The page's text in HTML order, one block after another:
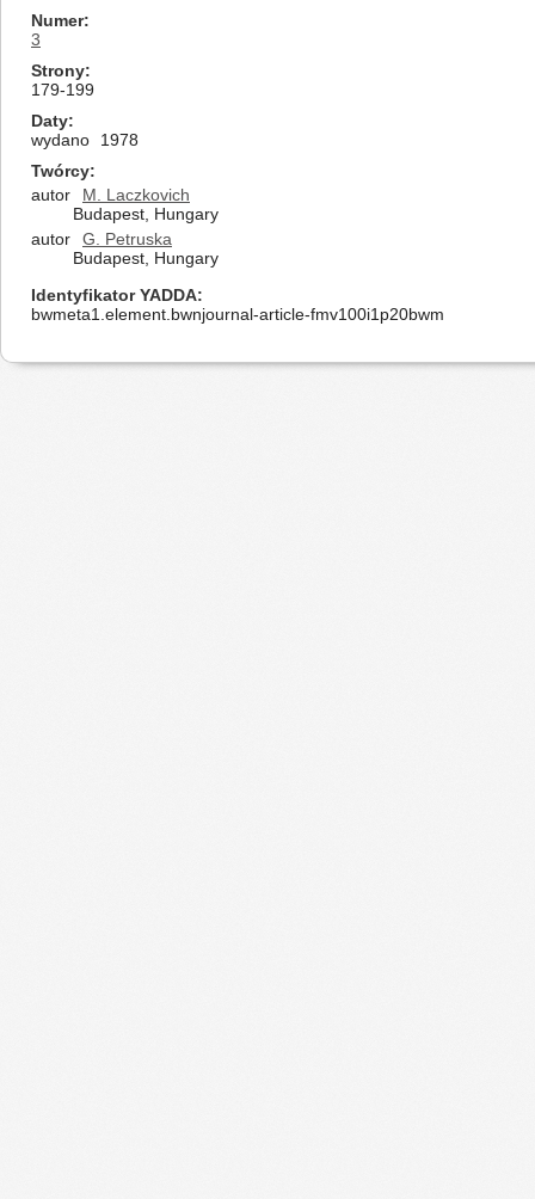
Numer
3
Strony
179-199
Daty
wydano
1978
Twórcy
autor
M. Laczkovich
Budapest, Hungary
autor
G. Petruska
Budapest, Hungary
Identyfikator YADDA
bwmeta1.element.bwnjournal-article-fmv100i1p20bwm